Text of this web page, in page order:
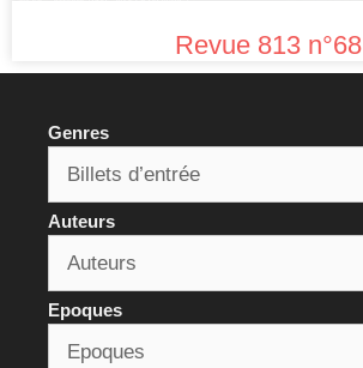
Revue 813 n°68
Genres
Auteurs
Epoques